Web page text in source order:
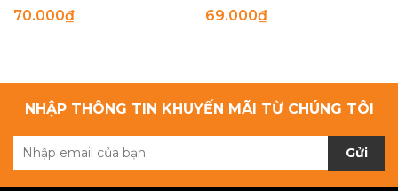
70.000₫ 69.000₫
NHẬP THÔNG TIN KHUYẾN MÃI TỪ CHÚNG TÔI
Gửi